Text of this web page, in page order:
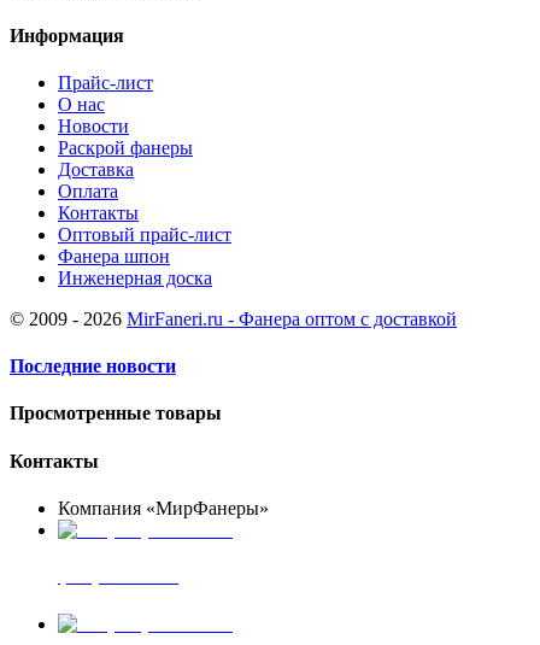
Информация
Прайс-лист
О нас
Новости
Раскрой фанеры
Доставка
Оплата
Контакты
Оптовый прайс-лист
Фанера шпон
Инженерная доска
© 2009 - 2026 MirFaneri.ru - Фанера оптом с доставкой
Последние новости
Просмотренные товары
Контакты
Компания «МирФанеры»